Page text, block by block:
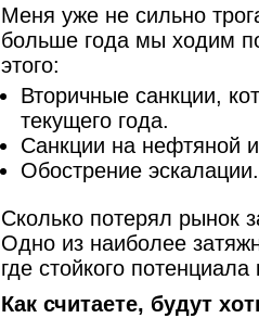
Меня уже не сильно
больше года мы ходим
этого:
Вторичные санкции,
текущего года.
Санкции на нефтяной
Обострение эскалации.
Сколько потерял рынок
Одно из наиболее
где стойкого потенциала
Как считаете, будут